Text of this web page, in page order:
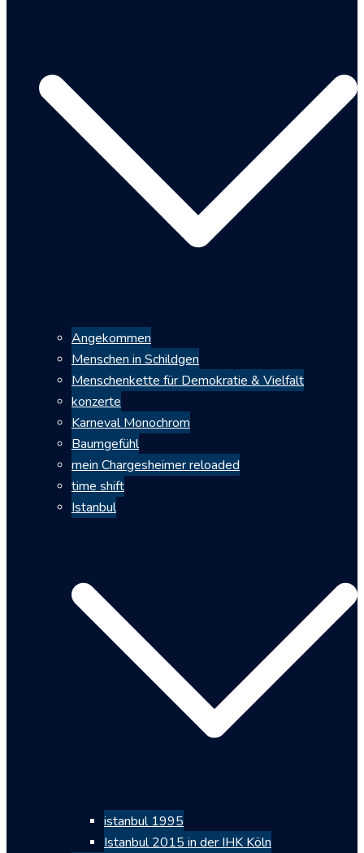
Angekommen
Menschen in Schildgen
Menschenkette für Demokratie & Vielfalt
konzerte
Karneval Monochrom
Baumgefühl
mein Chargesheimer reloaded
time shift
Istanbul
istanbul 1995
Istanbul 2015 in der IHK Köln